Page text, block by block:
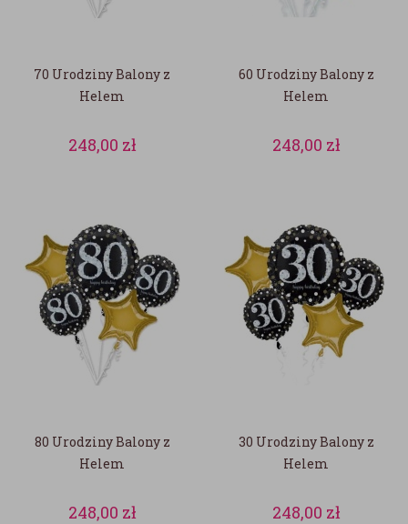
70 Urodziny Balony z
Helem
248,00 zł
60 Urodziny Balony z
Helem
248,00 zł
80 Urodziny Balony z
Helem
248,00 zł
30 Urodziny Balony z
Helem
248,00 zł